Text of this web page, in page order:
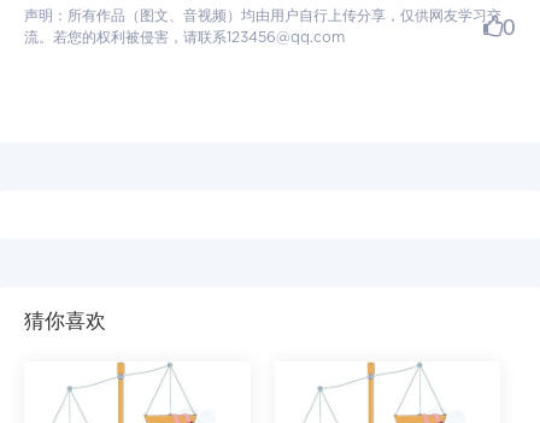
声明：所有作品（图文、音视频）均由用户自行上传分享，仅供网友学习交
流。若您的权利被侵害，请联系123456@qq.com
0
猜你喜欢